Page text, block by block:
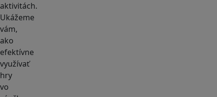
aktivitách.
Ukážeme
vám,
ako
efektívne
využívať
hry
vo